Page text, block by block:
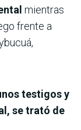
mientras
frente a
testigos y
se trató de